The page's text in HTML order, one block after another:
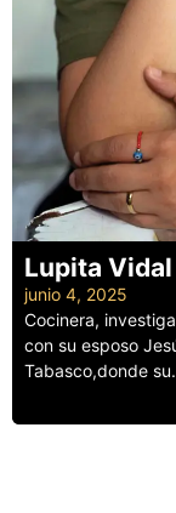
Lupita Vidal
junio 4, 2025
Cocinera,
con su esposo
Tabasco,donde